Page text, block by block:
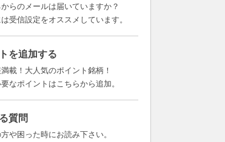
らのメールは届いていますか？
受信設定をオススメしています。
を追加する
載！大人気のポイント銘柄！
なポイントはこちらから追加。
質問
や困った時にお読み下さい。